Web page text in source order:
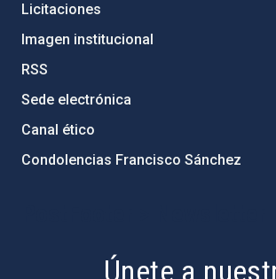
Licitaciones
Imagen institucional
RSS
Sede electrónica
Canal ético
Condolencias Francisco Sánchez
Únete a